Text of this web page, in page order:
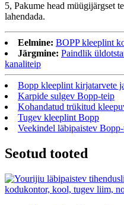
5, Pakume head müügijärgset
lahendada.
Eelmine: BOPP kleeplint
Järgmine: Paindlik
kanaliteip
Bopp kleeplint kirjatarvete
Karpide sulgev Bopp-teip
Kohandatud trükitud
Tugev kleeplint Bopp
Veekindel läbipaistev
Seotud tooted